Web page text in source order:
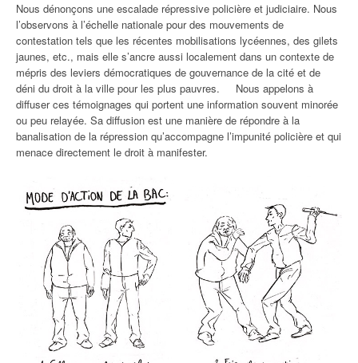
Nous dénonçons une escalade répressive policière et judiciaire. Nous
l’observons à l’échelle nationale pour des mouvements de
contestation tels que les récentes mobilisations lycéennes, des gilets
jaunes, etc., mais elle s’ancre aussi localement dans un contexte de
mépris des leviers démocratiques de gouvernance de la cité et de
déni du droit à la ville pour les plus pauvres. Nous appelons à
diffuser ces témoignages qui portent une information souvent minorée
ou peu relayée. Sa diffusion est une manière de répondre à la
banalisation de la répression qu’accompagne l’impunité policière et qui
menace directement le droit à manifester.